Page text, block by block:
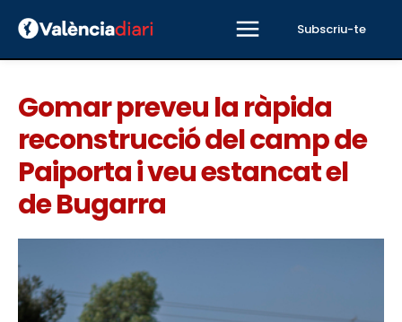
Subscriu-te
Gomar preveu la ràpida
reconstrucció del camp de
Paiporta i veu estancat el
de Bugarra